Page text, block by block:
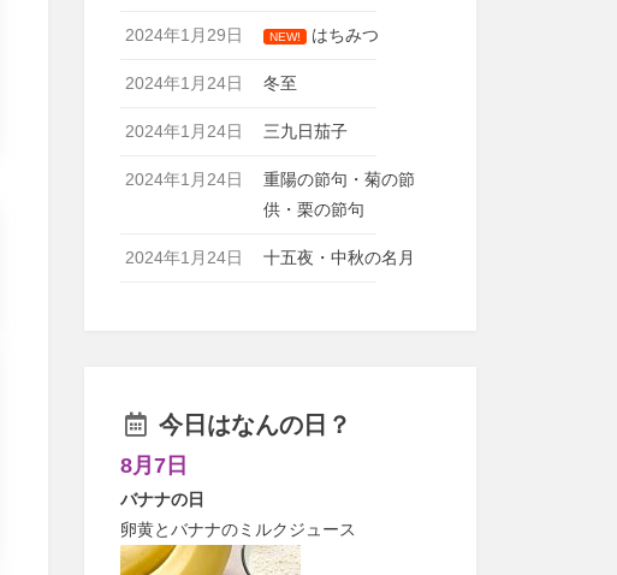
2024年1月29日 NEW! はちみつ
2024年1月24日 冬至
2024年1月24日 三九日茄子
2024年1月24日
重陽の節句・菊の節
供・栗の節句
2024年1月24日 十五夜・中秋の名月
今日はなんの日？
8月7日
バナナの日
卵黄とバナナのミルクジュース